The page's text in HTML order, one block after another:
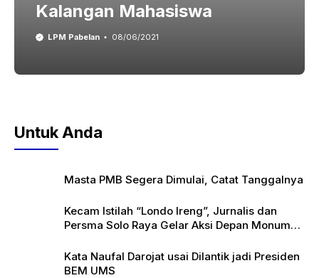
Kalangan Mahasiswa
LPM Pabelan 08/06/2021
Untuk Anda
Masta PMB Segera Dimulai, Catat Tanggalnya
Kecam Istilah “Londo Ireng”, Jurnalis dan
Persma Solo Raya Gelar Aksi Depan Monumen
Kata Naufal Darojat usai Dilantik jadi Presiden
BEM UMS